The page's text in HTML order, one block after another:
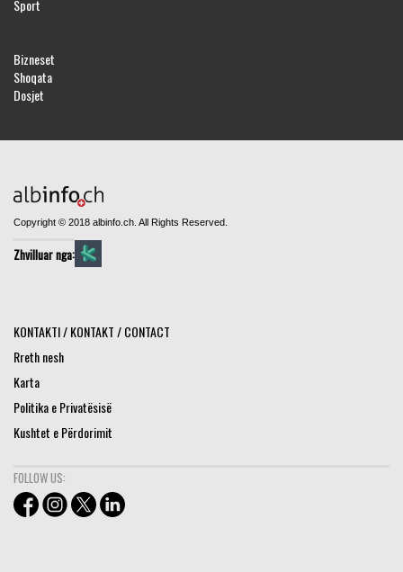
Sport
Bizneset
Shoqata
Dosjet
Copyright © 2018 albinfo.ch. All Rights Reserved.
Zhvilluar nga:
KONTAKTI / KONTAKT / CONTACT
Rreth nesh
Karta
Politika e Privatësisë
Kushtet e Përdorimit
FOLLOW US: